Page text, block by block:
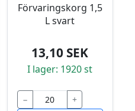
Förvaringskorg 1,5
L svart
13,10 SEK
I lager: 1920 st
−
+